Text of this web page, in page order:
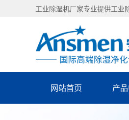
工业除湿机厂家专业提供工业
网站首页 产